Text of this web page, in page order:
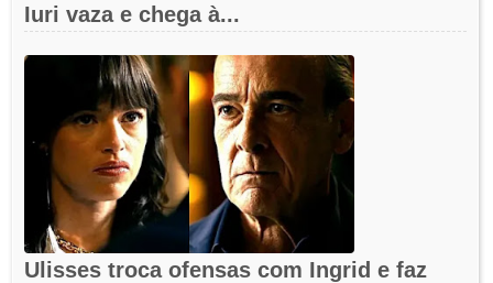
Iuri vaza e chega à...
Ulisses troca ofensas com Ingrid e faz